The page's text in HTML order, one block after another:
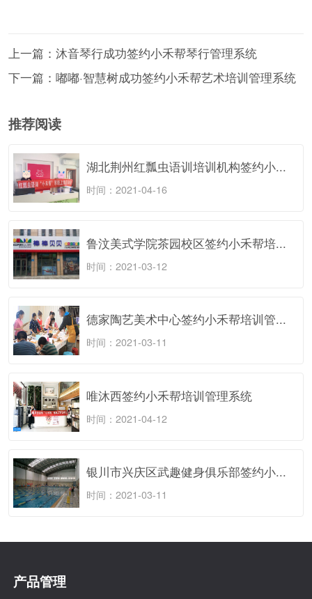
上一篇：沐音琴行成功签约小禾帮琴行管理系统
下一篇：嘟嘟·智慧树成功签约小禾帮艺术培训管理系统
推荐阅读
湖北荆州红瓢虫语训培训机构签约小...
时间：2021-04-16
鲁汶美式学院茶园校区签约小禾帮培...
时间：2021-03-12
德家陶艺美术中心签约小禾帮培训管...
时间：2021-03-11
唯沐西签约小禾帮培训管理系统
时间：2021-04-12
银川市兴庆区武趣健身俱乐部签约小...
时间：2021-03-11
产品管理